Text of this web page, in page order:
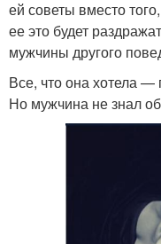
ей советы вместо
ее это будет
мужчины другого
Все, что она хотела —
Но мужчина не знал